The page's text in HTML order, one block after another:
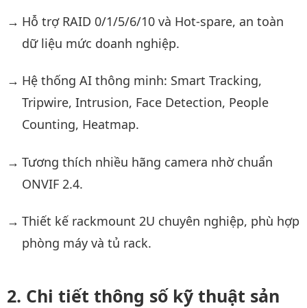
Hỗ trợ RAID 0/1/5/6/10 và Hot-spare, an toàn
dữ liệu mức doanh nghiệp.
Hệ thống AI thông minh: Smart Tracking,
Tripwire, Intrusion, Face Detection, People
Counting, Heatmap.
Tương thích nhiều hãng camera nhờ chuẩn
ONVIF 2.4.
Thiết kế rackmount 2U chuyên nghiệp, phù hợp
phòng máy và tủ rack.
Chi tiết thông số kỹ thuật sản